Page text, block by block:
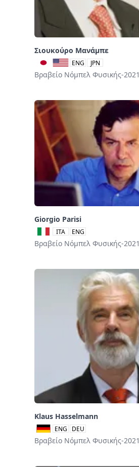
Σιουκούρο Μανάμπε
ENG JPN
Βραβείο Νόμπελ Φυσικής-2021
Giorgio Parisi
ITA ENG
Βραβείο Νόμπελ Φυσικής-2021
Klaus Hasselmann
ENG DEU
Βραβείο Νόμπελ Φυσικής-2021